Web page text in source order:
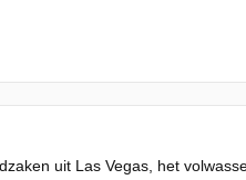
uit Las Vegas, het